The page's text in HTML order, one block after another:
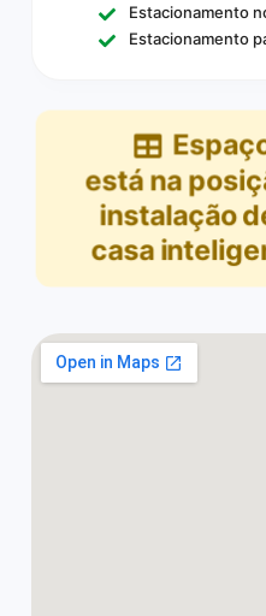
Estacionamento
Estacionamento
está na
instalação
casa